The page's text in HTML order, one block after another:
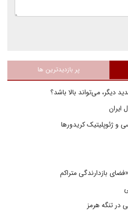
پر بازدیدترین ها
دیگر، می‌تواند بالا باشد؟
ایران
و ژئوپلیتیک کریدورها
بازدارندگی متراکم
در تنگه هرمز